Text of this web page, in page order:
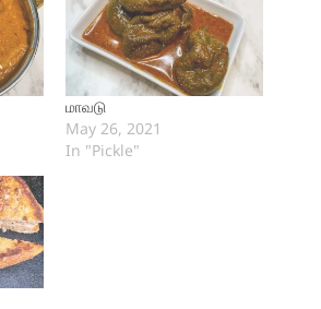
மாவடு
May 26, 2021
In "Pickle"